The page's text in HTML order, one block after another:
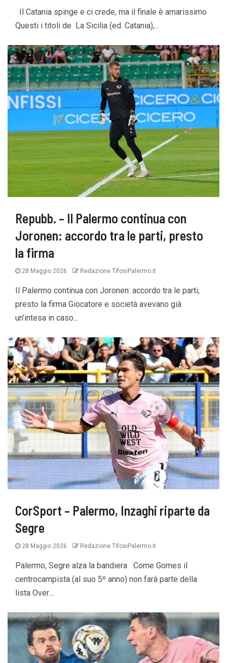
Il Catania spinge e ci crede, ma il finale è amarissimo
Questi i titoli de La Sicilia (ed. Catania),...
Repubb. – Il Palermo continua con
Joronen: accordo tra le parti, presto
la firma
28 Maggio 2026 Redazione TifosiPalermo.it
Il Palermo continua con Joronen: accordo tra le parti,
presto la firma Giocatore e società avevano già
un’intesa in caso...
CorSport – Palermo, Inzaghi riparte da
Segre
28 Maggio 2026 Redazione TifosiPalermo.it
Palermo, Segre alza la bandiera Come Gomes il
centrocampista (al suo 5º anno) non farà parte della
lista Over....